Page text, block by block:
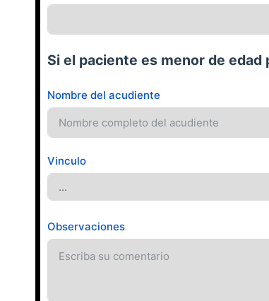
Si el paciente es menor de
Nombre del acudiente
Vinculo
Observaciones